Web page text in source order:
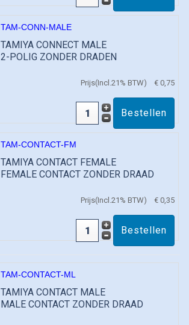
TAM-CONN-MALE
TAMIYA CONNECT MALE
2-POLIG ZONDER DRADEN
Prijs(Incl.21% BTW) € 0,75
TAM-CONTACT-FM
TAMIYA CONTACT FEMALE
FEMALE CONTACT ZONDER DRAAD
Prijs(Incl.21% BTW) € 0,35
TAM-CONTACT-ML
TAMIYA CONTACT MALE
MALE CONTACT ZONDER DRAAD